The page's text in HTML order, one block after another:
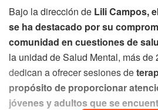
Bajo la dirección de Lili Campos,
se ha destacado por su
comunidad en cuestiones de
la unidad de Salud Mental, más de
dedican a ofrecer sesiones de
propósito de proporcionar
jóvenes y adultos que se